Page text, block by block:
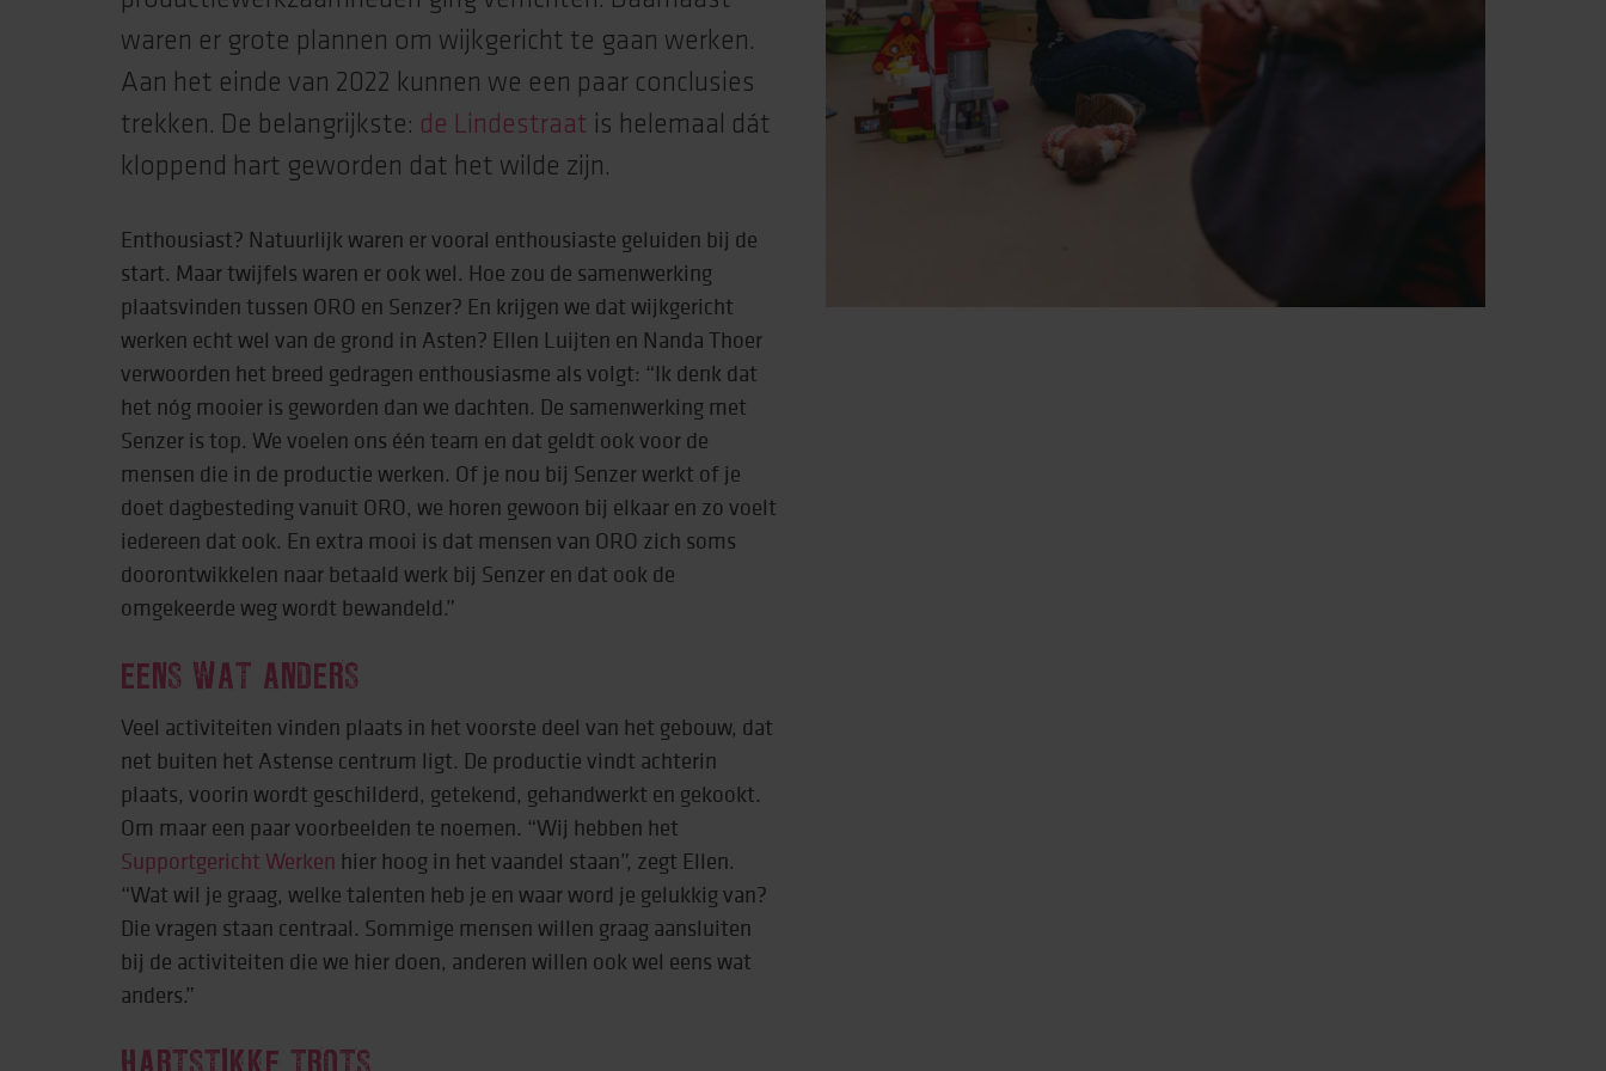
waren er grote plannen om wijkgericht te gaan werken.
Aan het einde van 2022 kunnen we een paar conclusies
trekken. De belangrijkste: de Lindestraat is helemaal dát
kloppend hart geworden dat het wilde zijn.
Enthousiast? Natuurlijk waren er vooral enthousiaste geluiden bij de
start. Maar twijfels waren er ook wel. Hoe zou de samenwerking
plaatsvinden tussen ORO en Senzer? En krijgen we dat wijkgericht
werken echt wel van de grond in Asten? Ellen Luijten en Nanda Thoer
verwoorden het breed gedragen enthousiasme als volgt: “Ik denk dat
het nóg mooier is geworden dan we dachten. De samenwerking met
Senzer is top. We voelen ons één team en dat geldt ook voor de
mensen die in de productie werken. Of je nou bij Senzer werkt of je
doet dagbesteding vanuit ORO, we horen gewoon bij elkaar en zo voelt
iedereen dat ook. En extra mooi is dat mensen van ORO zich soms
doorontwikkelen naar betaald werk bij Senzer en dat ook de
omgekeerde weg wordt bewandeld.”
EENS WAT ANDERS
Veel activiteiten vinden plaats in het voorste deel van het gebouw, dat
net buiten het Astense centrum ligt. De productie vindt achterin
plaats, voorin wordt geschilderd, getekend, gehandwerkt en gekookt.
Om maar een paar voorbeelden te noemen. “Wij hebben het
Supportgericht Werken hier hoog in het vaandel staan”, zegt Ellen.
“Wat wil je graag, welke talenten heb je en waar word je gelukkig van?
Die vragen staan centraal. Sommige mensen willen graag aansluiten
bij de activiteiten die we hier doen, anderen willen ook wel eens wat
anders.”